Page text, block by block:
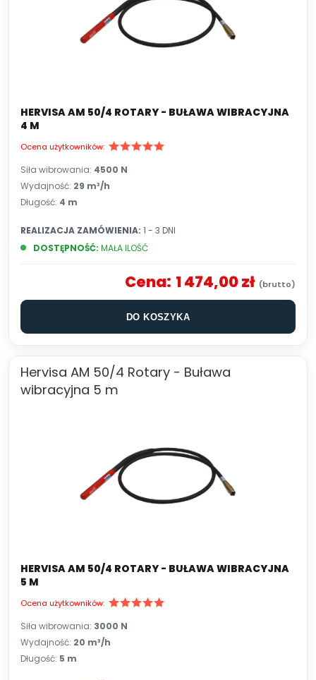
HERVISA AM 50/4 ROTARY - BUŁAWA WIBRACYJNA
4 M
Ocena użytkowników:
Siła wibrowania: 4500 N
Wydajność: 29 m³/h
Długość: 4 m
DOSTĘPNOŚĆ: MAŁA ILOŚĆ
REALIZACJA ZAMÓWIENIA: 1 - 3 DNI
Cena: 1 474,00 zł
DO KOSZYKA
Hervisa AM 50/4 Rotary - Buława
wibracyjna 5 m
HERVISA AM 50/4 ROTARY - BUŁAWA WIBRACYJNA
5 M
Ocena użytkowników:
Siła wibrowania: 3000 N
Wydajność: 20 m³/h
Długość: 5 m